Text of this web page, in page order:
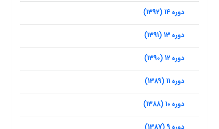
دوره 14 (1392)
دوره 13 (1391)
دوره 12 (1390)
دوره 11 (1389)
دوره 10 (1388)